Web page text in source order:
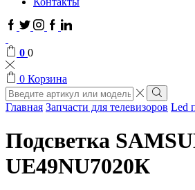
Facebook
TwitterInstagram
GoogleLinkedin
0 0
0 Корзина
Поиск
ввода
Поиск
Главная Запчасти для телевизоров Led
Подсветка
UЕ49NU7020К